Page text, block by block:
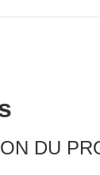
DU